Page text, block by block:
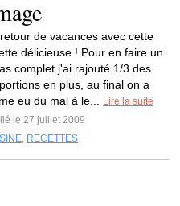
de vacances avec cette
délicieuse ! Pour en faire un
complet j'ai rajouté 1/3 des
en plus, au final on a
eu du mal à le...
Lire la suite
le 27 juillet 2009
, RECETTES